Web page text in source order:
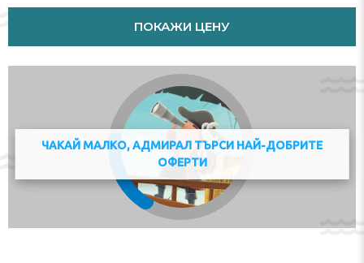
Airport, 24 km from the accommodation.
Please inform Appartement T3 terrasse proche Disney
in advance of your expected arrival time. You can use
the Special Requests box when booking, or contact the
property directly with the contact details provided in
your confirmation. The property will contact you after
you book to provide instructions. In response to
Coronavirus (COVID-19), additional safety and sanitation
measures are in effect at this property. Guests are
required to show a photo identification and credit card
upon check-in. Please note that all Special Requests are
subject to availability and additional charges may apply.
ПОКАЖИ ЦЕНУ
ЧАКАЙ МАЛКО, АДМИРАЛ ТЪРСИ НАЙ-ДОБРИТЕ
ОФЕРТИ